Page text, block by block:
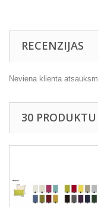
RECENZIJAS
Neviena klienta
30